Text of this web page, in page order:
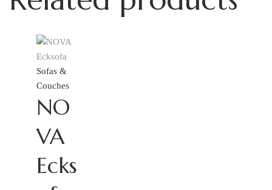
Sofas &
Couches
NO
VA
Ecks